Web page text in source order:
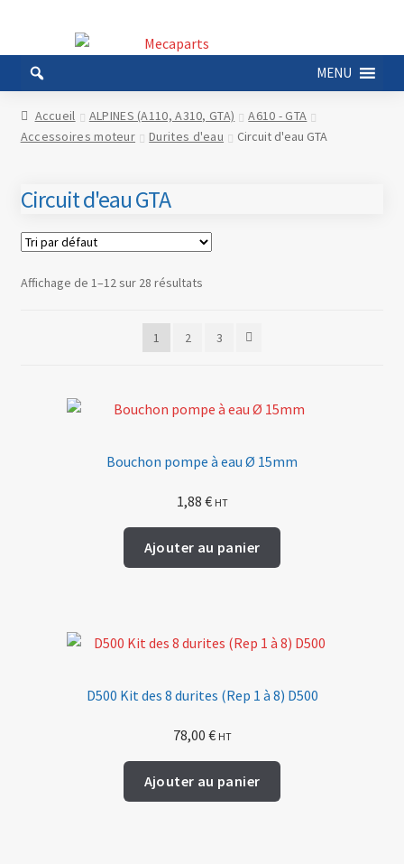
la
navigation
au
contenu
MENU
Accueil ALPINES (A110, A310, GTA)
A610 - GTA
Accessoires moteur
Durites d'eau Circuit d'eau GTA
Circuit d'eau GTA
Affichage de 1–12 sur 28 résultats
1 2 3
Bouchon pompe à eau Ø 15mm
1,88 € HT
Ajouter au panier
D500 Kit des 8 durites (Rep 1 à 8) D500
78,00 € HT
Ajouter au panier